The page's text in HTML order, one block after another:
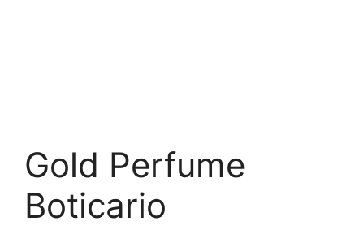
Gold Perfume
Boticario